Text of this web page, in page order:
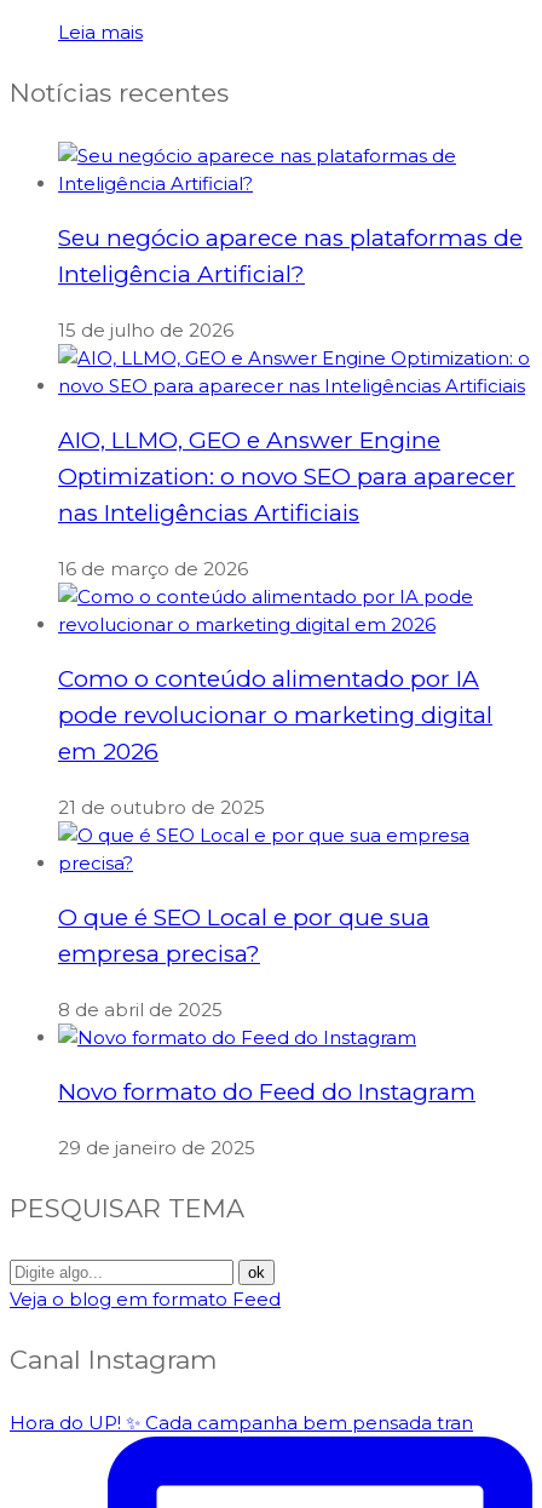
Leia mais
Notícias recentes
Seu negócio aparece nas plataformas de
Inteligência Artificial?
15 de julho de 2026
AIO, LLMO, GEO e Answer Engine
Optimization: o novo SEO para aparecer
nas Inteligências Artificiais
16 de março de 2026
Como o conteúdo alimentado por IA
pode revolucionar o marketing digital
em 2026
21 de outubro de 2025
O que é SEO Local e por que sua
empresa precisa?
8 de abril de 2025
Novo formato do Feed do Instagram
29 de janeiro de 2025
PESQUISAR TEMA
Veja o blog em formato Feed
Canal Instagram
Hora do UP! ✨️ Cada campanha bem pensada tran